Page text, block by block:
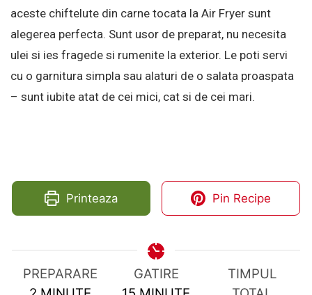
aceste chiftelute din carne tocata la Air Fryer sunt
alegerea perfecta. Sunt usor de preparat, nu necesita
ulei si ies fragede si rumenite la exterior. Le poti servi
cu o garnitura simpla sau alaturi de o salata proaspata
– sunt iubite atat de cei mici, cat si de cei mari.
Printeaza Pin Recipe
PREPARARE
GATIRE
TIMPUL